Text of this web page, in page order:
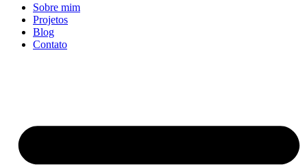
Sobre mim
Projetos
Blog
Contato